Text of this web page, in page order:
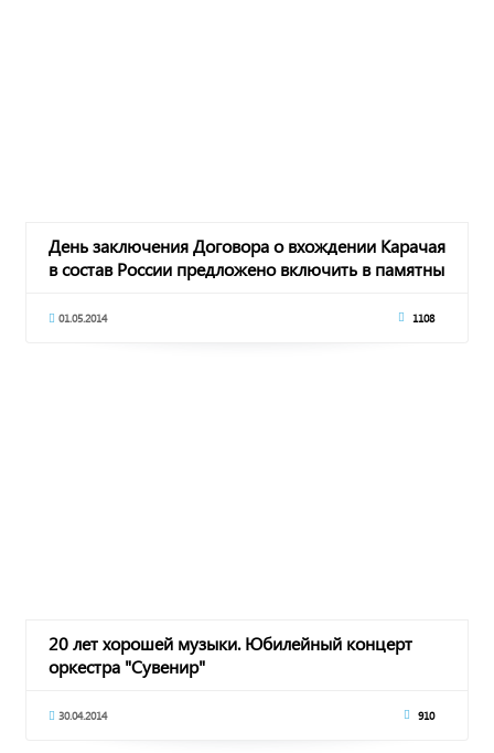
День заключения Договора о вхождении Карачая
в состав России предложено включить в памятны
01.05.2014 1108
20 лет хорошей музыки. Юбилейный концерт
оркестра "Сувенир"
30.04.2014 910